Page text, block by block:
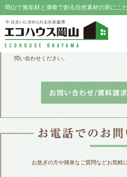
岡山で無垢材と漆喰で創る自然素材の家にこ
問い合わせください。
お急ぎの方や簡単なご質問などお気軽